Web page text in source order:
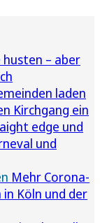
husten – aber
laden
Kirchgang ein
edge und
und
Mehr Corona-
Köln und der